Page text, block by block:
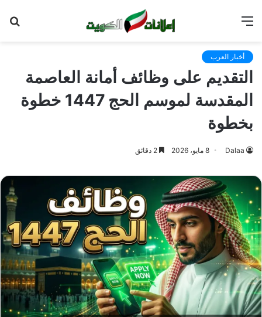
أخبار العرب
التقديم على وظائف أمانة العاصمة
المقدسة لموسم الحج 1447 خطوة
بخطوة
Dalaa 8 مايو، 2026